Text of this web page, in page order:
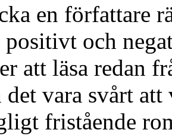
en författare
positivt och
att läsa redan
det vara svårt
fristående